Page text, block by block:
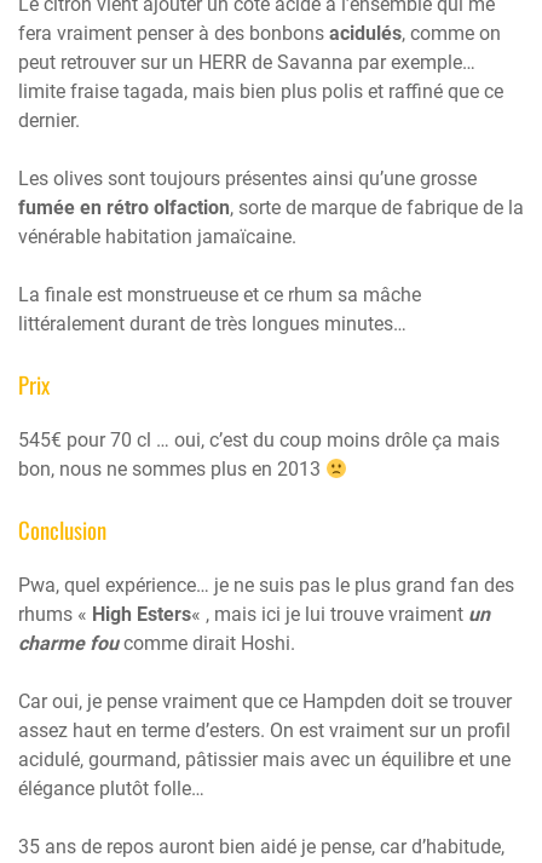
fera vraiment penser à des bonbons acidulés, comme on
peut retrouver sur un HERR de Savanna par exemple…
limite fraise tagada, mais bien plus polis et raffiné que ce
dernier.
Les olives sont toujours présentes ainsi qu’une grosse
fumée en rétro olfaction, sorte de marque de fabrique de la
vénérable habitation jamaïcaine.
La finale est monstrueuse et ce rhum sa mâche
littéralement durant de très longues minutes…
Prix
545€ pour 70 cl … oui, c’est du coup moins drôle ça mais
bon, nous ne sommes plus en 2013
Conclusion
Pwa, quel expérience… je ne suis pas le plus grand fan des
rhums « High Esters« , mais ici je lui trouve vraiment un
charme foucomme dirait Hoshi.
Car oui, je pense vraiment que ce Hampden doit se trouver
assez haut en terme d’esters. On est vraiment sur un profil
acidulé, gourmand, pâtissier mais avec un équilibre et une
élégance plutôt folle…
35 ans de repos auront bien aidé je pense, car d’habitude,